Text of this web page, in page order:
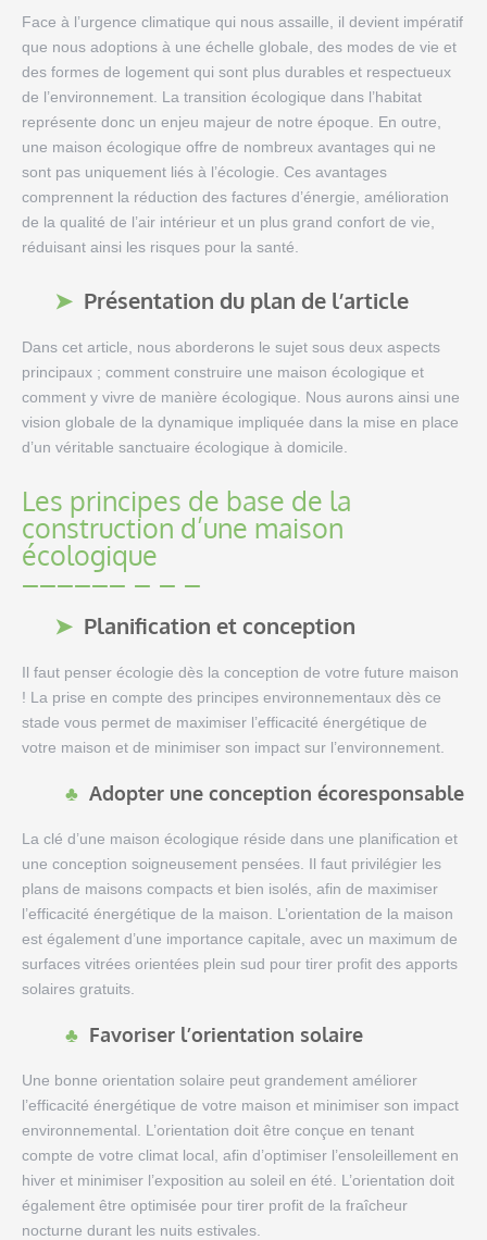
Face à l’urgence climatique qui nous assaille, il devient impératif
que nous adoptions à une échelle globale, des modes de vie et
des formes de logement qui sont plus durables et respectueux
de l’environnement. La transition écologique dans l’habitat
représente donc un enjeu majeur de notre époque. En outre,
une maison écologique offre de nombreux avantages qui ne
sont pas uniquement liés à l’écologie. Ces avantages
comprennent la réduction des factures d’énergie, amélioration
de la qualité de l’air intérieur et un plus grand confort de vie,
réduisant ainsi les risques pour la santé.
Présentation du plan de l’article
Dans cet article, nous aborderons le sujet sous deux aspects
principaux ; comment construire une maison écologique et
comment y vivre de manière écologique. Nous aurons ainsi une
vision globale de la dynamique impliquée dans la mise en place
d’un véritable sanctuaire écologique à domicile.
Les principes de base de la
construction d’une maison
écologique
Planification et conception
Il faut penser écologie dès la conception de votre future maison
! La prise en compte des principes environnementaux dès ce
stade vous permet de maximiser l’efficacité énergétique de
votre maison et de minimiser son impact sur l’environnement.
Adopter une conception écoresponsable
La clé d’une maison écologique réside dans une planification et
une conception soigneusement pensées. Il faut privilégier les
plans de maisons compacts et bien isolés, afin de maximiser
l’efficacité énergétique de la maison. L’orientation de la maison
est également d’une importance capitale, avec un maximum de
surfaces vitrées orientées plein sud pour tirer profit des apports
solaires gratuits.
Favoriser l’orientation solaire
Une bonne orientation solaire peut grandement améliorer
l’efficacité énergétique de votre maison et minimiser son impact
environnemental. L’orientation doit être conçue en tenant
compte de votre climat local, afin d’optimiser l’ensoleillement en
hiver et minimiser l’exposition au soleil en été. L’orientation doit
également être optimisée pour tirer profit de la fraîcheur
nocturne durant les nuits estivales.